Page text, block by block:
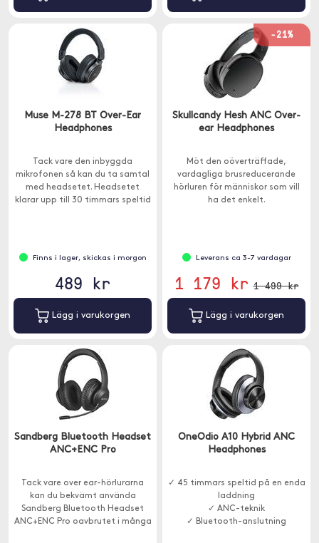
Muse M-278 BT Over-Ear
Headphones
Tack vare den inbyggda
mikrofonen så kan du ta samtal
med headsetet. Headsetet
klarar upp till 30 timmars speltid
Finns i lager, skickas i morgon
489 kr
Lägg i varukorgen
-21%
Skullcandy Hesh ANC Over-
ear Headphones
Möt den oöverträffade,
vardagliga brusreducerande
hörluren för människor som vill
ha det enkelt.
Leverans ca 3-7 vardagar
1 179 kr 1 499 kr
Lägg i varukorgen
Sandberg Bluetooth Headset
ANC+ENC Pro
Tack vare over ear-hörlurarna
kan du bekvämt använda
Sandberg Bluetooth Headset
ANC+ENC Pro oavbrutet i många
OneOdio A10 Hybrid ANC
Headphones
✓ 45 timmars speltid på en enda
laddning
✓ ANC-teknik
✓ Bluetooth-anslutning